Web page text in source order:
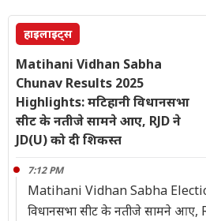
हाइलाइट्स
Matihani Vidhan Sabha
Chunav Results 2025
Highlights: मटिहानी विधानसभा
सीट के नतीजे सामने आए, RJD ने
JD(U) को दी शिकस्त
7:12 PM
Matihani Vidhan Sabha
विधानसभा सीट के नतीजे सामने आए,